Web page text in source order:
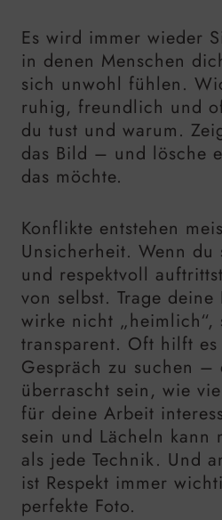
Es wird immer wieder
in denen Menschen
sich unwohl fühlen.
ruhig, freundlich und
du tust und warum.
das Bild – und lösche
das möchte.
Konflikte entstehen
Unsicherheit. Wenn
und respektvoll
von selbst. Trage deine
wirke nicht „heimlich“,
transparent. Oft hilft es
Gespräch zu suchen –
überrascht sein, wie
für deine Arbeit
sein und Lächeln kann
als jede Technik. Und
ist Respekt immer
perfekte Foto.